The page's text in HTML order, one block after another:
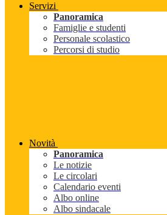
Servizi
Panoramica
Famiglie e studenti
Personale scolastico
Percorsi di studio
Novità
Panoramica
Le notizie
Le circolari
Calendario eventi
Albo online
Albo sindacale